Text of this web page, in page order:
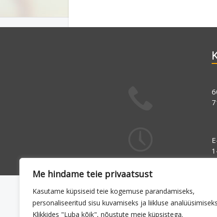
Me hindame teie privaatsust
Kasutame küpsiseid teie kogemuse parandamiseks,
personaliseeritud sisu kuvamiseks ja liikluse
Klikkides "Luba kõik", nõustute meie küpsistega.